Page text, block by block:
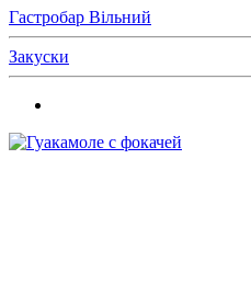
Гастробар Вільний
Закуски